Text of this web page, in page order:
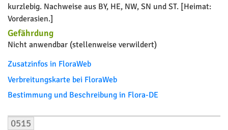
kurzlebig. Nachweise aus BY, HE, NW, SN und ST. [Heimat:
Vorderasien.]
Gefährdung
Nicht anwendbar (stellenweise verwildert)
Zusatzinfos in FloraWeb
Verbreitungskarte bei FloraWeb
Bestimmung und Beschreibung in Flora-DE
0515